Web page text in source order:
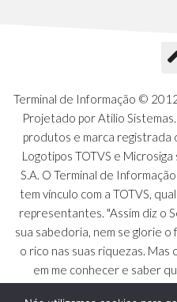
Terminal de Informação ©
Projetado por Atilio
produtos e marca registrada
Logotipos TOTVS e
S.A. O Terminal de
tem vínculo com a TOTVS,
representantes. "Assim diz o
sua sabedoria, nem se glorie
o rico nas suas riquezas.
em me conhecer e saber